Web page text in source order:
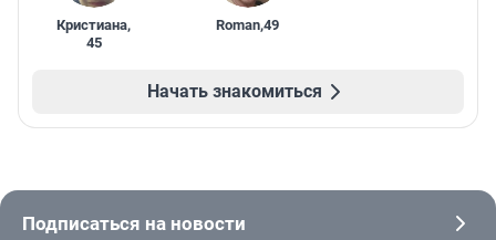
Кристиана,
45
Roman,49
Начать знакомиться
Подписаться на новости